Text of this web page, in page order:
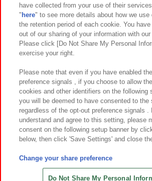
関連会社 サステナビリティ サ
プライバシーポリシー ウェブアクセシビリ
お取引先さまとともに
カスタマーハラスメント対応方針 よくあるご
©Bandai Namco Amusement Inc.
©Bandai Namco Amusement Lab
©HANAYASHIKI Co., Ltd. All Rights
have collected from your use of their
" here" to see more details about how we use
the retention period of each cookie. You
out of our sharing of your information with our
Please click [Do Not Share My Personal
exercise your right.
Please note that even if you have enabled
preference signals , if you choose to allow
cookies and other identifiers on the following
you will be deemed to have consented to the
regardless of the opt-out preference signals .
understand and agree to this setting, please
consent on the following setup banner by
below, then click 'Save Settings' and close
Change your share preference
Do Not Share My Personal